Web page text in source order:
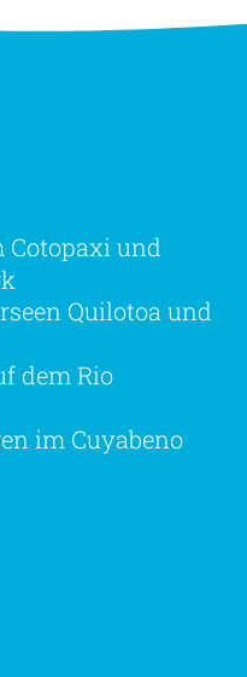
Cotopaxi und
Quilotoa und
dem Rio
im Cuyabeno